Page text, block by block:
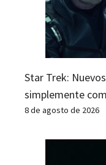
Star Trek:
simplemente
8 de agosto de 2026